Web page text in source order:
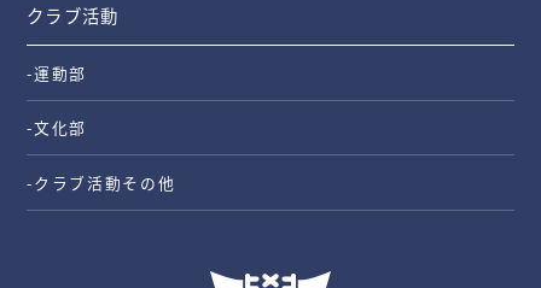
クラブ活動
-運動部
-文化部
-クラブ活動その他